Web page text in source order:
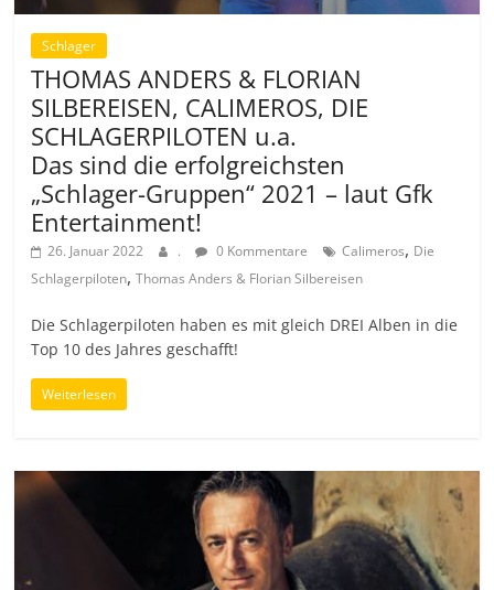
Schlager
THOMAS ANDERS & FLORIAN
SILBEREISEN, CALIMEROS, DIE
SCHLAGERPILOTEN u.a.
Das sind die erfolgreichsten
„Schlager-Gruppen“ 2021 – laut Gfk
Entertainment!
26. Januar 2022 . 0 Kommentare Calimeros, Die
Schlagerpiloten,Thomas Anders & Florian Silbereisen
Die Schlagerpiloten haben es mit gleich DREI Alben in die
Top 10 des Jahres geschafft!
Weiterlesen